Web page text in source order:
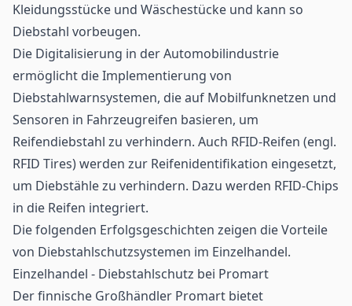
Kleidungsstücke und Wäschestücke und kann so
Diebstahl vorbeugen.
Die Digitalisierung in der Automobilindustrie
ermöglicht die Implementierung von
Diebstahlwarnsystemen, die auf Mobilfunknetzen und
Sensoren in Fahrzeugreifen basieren, um
Reifendiebstahl zu verhindern. Auch RFID-Reifen (engl.
RFID Tires) werden zur Reifenidentifikation eingesetzt,
um Diebstähle zu verhindern. Dazu werden RFID-Chips
in die Reifen integriert.
Die folgenden Erfolgsgeschichten zeigen die Vorteile
von Diebstahlschutzsystemen im Einzelhandel.
Einzelhandel - Diebstahlschutz bei Promart
Der finnische Großhändler Promart bietet